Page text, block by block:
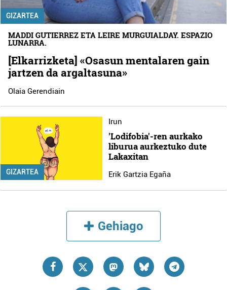
GIZARTEA
MADDI GUTIERREZ ETA LEIRE MURGUIALDAY. ESPAZIO
LUNARRA.
[Elkarrizketa] «Osasun mentalaren gain
jartzen da argaltasuna»
Olaia Gerendiain
GIZARTEA
Irun
'Lodifobia'-ren aurkako
liburua aurkeztuko dute
Lakaxitan
Erik Gartzia Egaña
Gehiago